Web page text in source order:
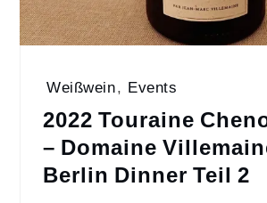
Weißwein, Events
2022 Touraine
– Domaine
Berlin Dinner Teil 2